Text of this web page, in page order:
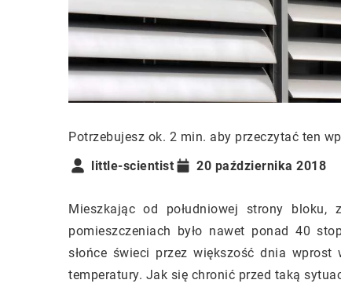
Potrzebujesz ok. 2 min. aby przeczytać ten
little-scientist
20 października 2018
Mieszkając od południowej strony
pomieszczeniach było nawet ponad 40
słońce świeci przez większość dnia
temperatury. Jak się chronić przed taką